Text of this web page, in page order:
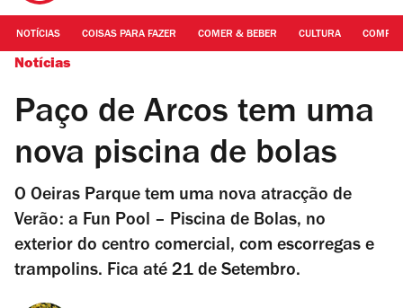
NOTÍCIAS COISAS PARA FAZER COMER & BEBER CULTURA
Notícias
Paço de Arcos tem uma
nova piscina de bolas
O Oeiras Parque tem uma nova atracção de
Verão: a Fun Pool – Piscina de Bolas, no
exterior do centro comercial, com escorregas e
trampolins. Fica até 21 de Setembro.